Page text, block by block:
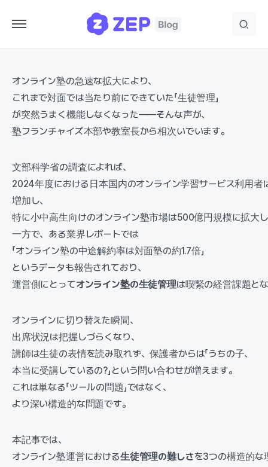
オンライン塾の急速な拡大により、
これまで対面では当たり前にできていた「生徒管理」
が突然うまく機能しなくなった——そんな声が、
塾フランチャイズ本部や教室長から相次いでいます。
文部科学省の調査によれば、
2024年度における日本国内のオンライン学習サービス利用
増加し、
特に小中高生向けのオンライン塾市場は500億円規模に拡大
一方で、ある業界レポートでは
「オンライン塾の中途解約率は対面塾の約1.7倍」
というデータも報告されており、
運営側にとってオンライン塾の生徒管理は喫緊の経営課題と
オンラインに切り替えた瞬間、
出席状況は把握しづらくなり、
講師は生徒の表情を読み取れず、保護者からは「うちの子、
本当に受講しているの?」という問い合わせが増えます。
これは単なる「ツールの問題」ではなく、
より深い構造的な問題です。
本記事では、
オンライン塾運営における生徒管理の難しさを3つの構造的な